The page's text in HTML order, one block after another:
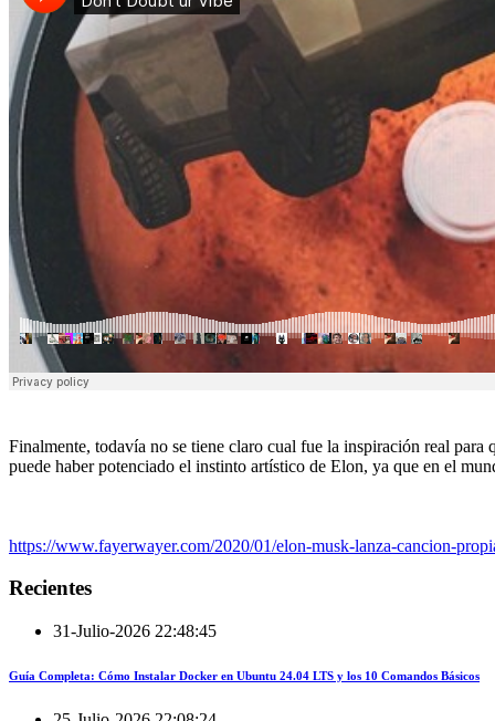
Finalmente, todavía no se tiene claro cual fue la inspiración real
puede haber potenciado el instinto artístico de Elon, ya que en el
https://www.fayerwayer.com/2020/01/elon-musk-lanza-cancion-
Recientes
31-Julio-2026 22:48:45
Guía Completa: Cómo Instalar Docker en Ubuntu 24.04 LTS y los 10 Comandos Básicos